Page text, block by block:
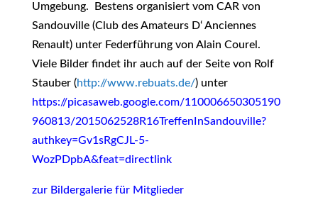
Umgebung. Bestens organisiert vom CAR von
Sandouville (Club des Amateurs D‘ Anciennes
Renault) unter Federführung von Alain Courel.
Viele Bilder findet ihr auch auf der Seite von Rolf
Stauber (http://www.rebuats.de/) unter
https://picasaweb.google.com/110006650305190
960813/2015062528R16TreffenInSandouville?
authkey=Gv1sRgCJL-5-
WozPDpbA&feat=directlink
zur Bildergalerie für Mitglieder